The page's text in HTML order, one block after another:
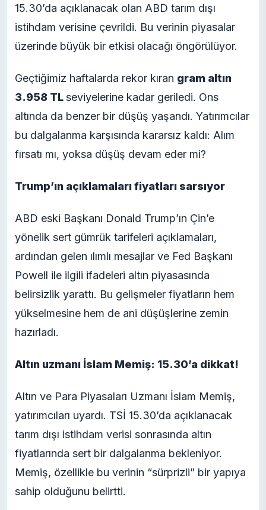
15.30’da açıklanacak olan ABD tarım dışı
istihdam verisine çevrildi. Bu verinin piyasalar
üzerinde büyük bir etkisi olacağı öngörülüyor.
Geçtiğimiz haftalarda rekor kıran gram altın
3.958 TLseviyelerine kadar geriledi. Ons
altında da benzer bir düşüş yaşandı. Yatırımcılar
bu dalgalanma karşısında kararsız kaldı: Alım
fırsatı mı, yoksa düşüş devam eder mi?
Trump’ın açıklamaları fiyatları sarsıyor
ABD eski Başkanı Donald Trump’ın Çin’e
yönelik sert gümrük tarifeleri açıklamaları,
ardından gelen ılımlı mesajlar ve Fed Başkanı
Powell ile ilgili ifadeleri altın piyasasında
belirsizlik yarattı. Bu gelişmeler fiyatların hem
yükselmesine hem de ani düşüşlerine zemin
hazırladı.
Altın uzmanı İslam Memiş: 15.30’a dikkat!
Altın ve Para Piyasaları Uzmanı İslam Memiş,
yatırımcıları uyardı. TSİ 15.30’da açıklanacak
tarım dışı istihdam verisi sonrasında altın
fiyatlarında sert bir dalgalanma bekleniyor.
Memiş, özellikle bu verinin “sürprizli” bir yapıya
sahip olduğunu belirtti.